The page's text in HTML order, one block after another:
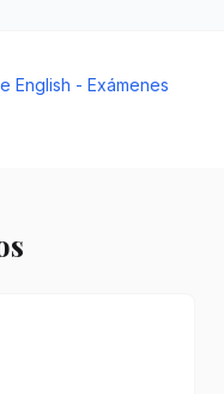
English - Exámenes